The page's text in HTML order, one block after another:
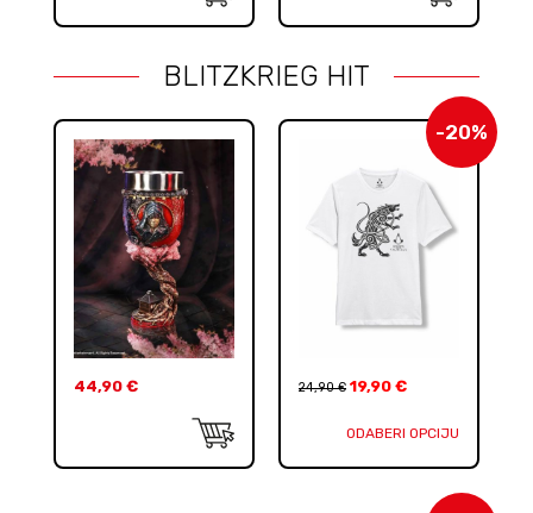
BLITZKRIEG HIT
44,90 €
-20%
24,90€ 19,90 €
ODABERI OPCIJU